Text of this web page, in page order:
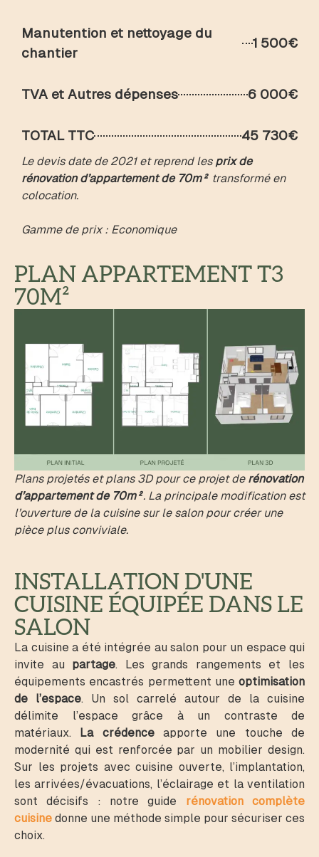
Manutention et nettoyage du
chantier
1 500€
TVA et Autres dépenses 6 000€
TOTAL TTC 45 730€
Le devis date de 2021 et reprend les prix de
rénovation d’appartement de 70m² transformé en
colocation.
Gamme de prix : Economique
PLAN APPARTEMENT T3
70M²
Plans projetés et plans 3D pour ce projet derénovation
d’appartement de 70m². La principale modification est
l’ouverture de la cuisine sur le salon pour créer une
pièce plus conviviale.
INSTALLATION D'UNE
CUISINE ÉQUIPÉE DANS LE
SALON
La cuisine a été intégrée au salon pour un espace qui
invite au partage. Les grands rangements et les
équipements encastrés permettent une optimisation
de l’espace. Un sol carrelé autour de la cuisine
délimite l’espace grâce à un contraste de
matériaux.
La crédenceapporte une touche de
modernité qui est renforcée par un mobilier design.
Sur les projets avec cuisine ouverte, l’implantation,
les arrivées/évacuations, l’éclairage et la ventilation
sont décisifs : notre guide rénovation complète
cuisine donne une méthode simple pour sécuriser ces
choix.